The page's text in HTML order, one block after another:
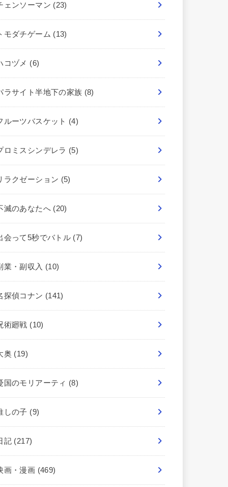
ェンソーマン (23)
モダチゲーム (13)
コヅメ (6)
ラサイト半地下の家族 (8)
ルーツバスケット (4)
ロミスシンデレラ (5)
ラクゼーション (5)
滅のあなたへ (20)
会って5秒でバトル (7)
業・副収入 (10)
探偵コナン (141)
術廻戦 (10)
奥 (19)
国のモリアーティ (8)
しの子 (9)
記 (217)
画・漫画 (469)